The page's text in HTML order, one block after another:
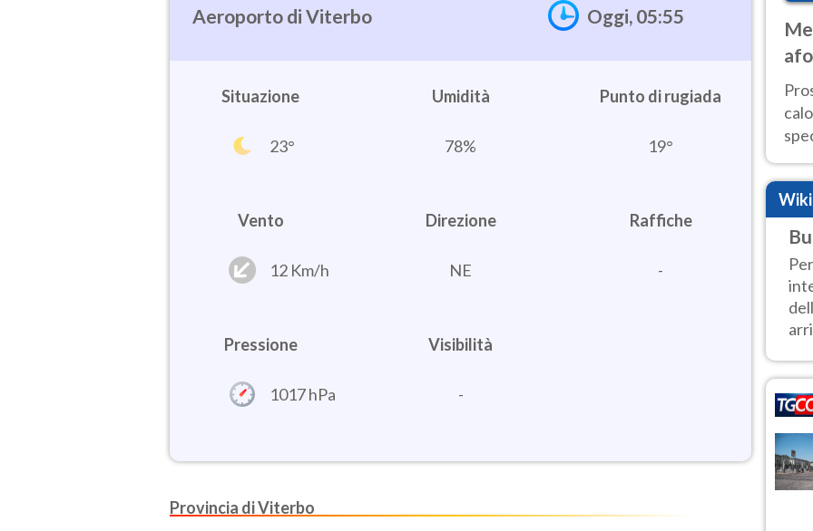
Viterbo Oggi, 05:55
Situazione
23°
Umidità
78% 19°
Vento
12 Km/h
Direzione
NE
Raffiche
-
Pressione
1017 hPa
Visibilità
-
Provincia di Viterbo